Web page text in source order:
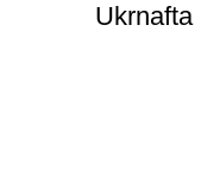
Ukrnafta